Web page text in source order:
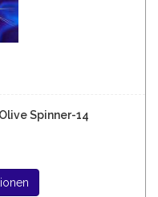
Spinner-14